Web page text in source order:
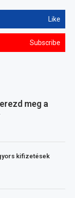
Like
Subscribe
meg a
kifizetések